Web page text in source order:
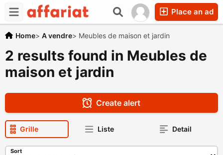
Place an ad
Home> A vendre> Meubles de maison et jardin
2 results found in Meubles de
maison et jardin
Create alert
Grille Liste Detail
Sort